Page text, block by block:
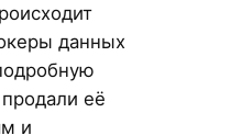
данных
её
и